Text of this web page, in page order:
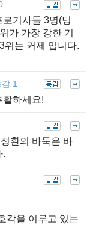
기사들 3명(딩
가 가장 강한 기
위는 커제 입니다.
감 1
활하세요!
환의 바둑은 바
.
각을 이루고 있는